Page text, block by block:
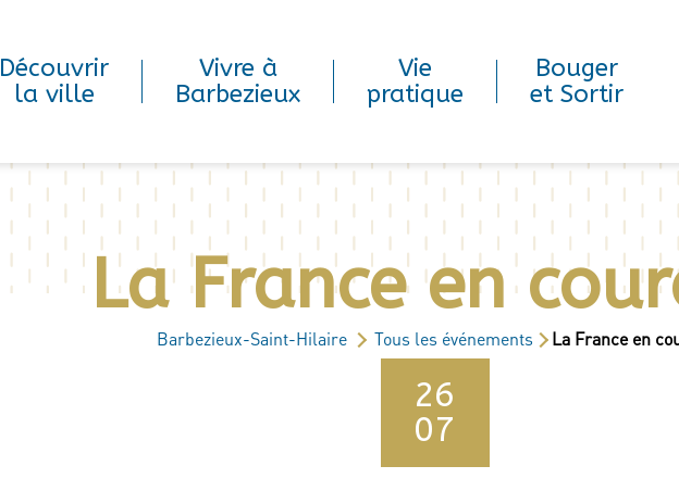
Découvrir
la ville
Vivre à
Barbezieux
Vie
pratique
Bouger
et Sortir
La France en
Barbezieux-Saint-Hilaire Tous les événements La France en
26
07